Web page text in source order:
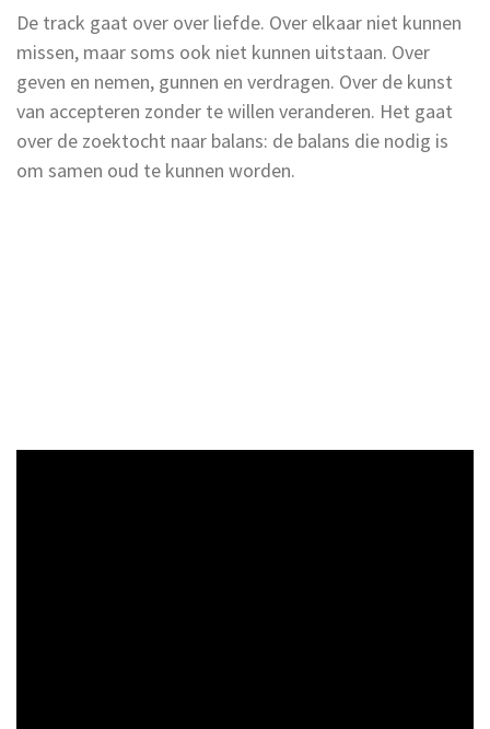
De track gaat over over liefde. Over elkaar niet kunnen
missen, maar soms ook niet kunnen uitstaan. Over
geven en nemen, gunnen en verdragen. Over de kunst
van accepteren zonder te willen veranderen. Het gaat
over de zoektocht naar balans: de balans die nodig is
om samen oud te kunnen worden.